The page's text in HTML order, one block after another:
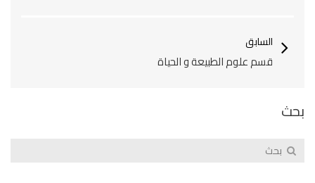
السابق
قسم علوم الطبيعة و الحياة
بحث